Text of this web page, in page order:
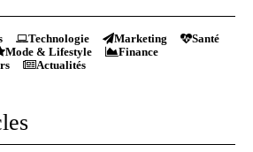
Technologie Marketing
Santé
Mode & Lifestyle
Finance
Actualités